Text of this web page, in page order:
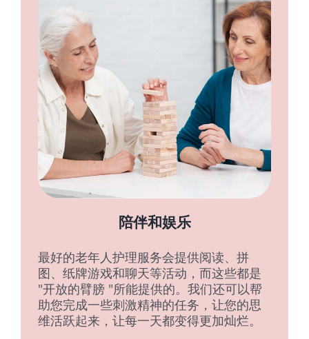
陪伴和娱乐
最好的老年人护理服务会提供阅读、拼
图、纸牌游戏和聊天等活动，而这些都是
"开放的臂膀 "所能提供的。我们还可以帮
助您完成一些刺激精神的任务，让您的思
维活跃起来，让每一天都变得更加灿烂。